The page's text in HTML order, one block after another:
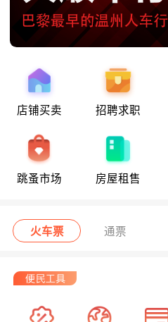
店铺买卖 招聘求职
跳蚤市场 房屋租售
火车票 通票